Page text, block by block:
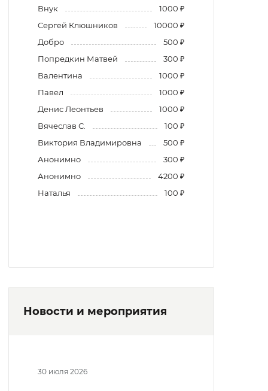
Внук
1000 ₽
Сергей Клюшников
10000 ₽
Добро
500 ₽
Попредкин Матвей
300 ₽
Валентина
1000 ₽
Павел
1000 ₽
Денис Леонтьев
1000 ₽
Вячеслав С.
100 ₽
Виктория Владимировна
500 ₽
Анонимно
300 ₽
Анонимно
4200 ₽
Наталья
100 ₽
Новости и мероприятия
30 июля 2026